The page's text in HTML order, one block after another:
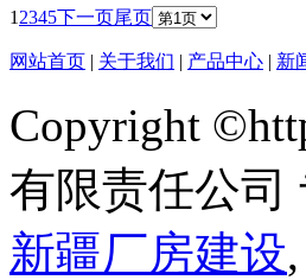
1 2345下一页尾页
网站首页 | 关于我们 | 产品中心 | 新
Copyright
有限责任公司
新疆厂房建设